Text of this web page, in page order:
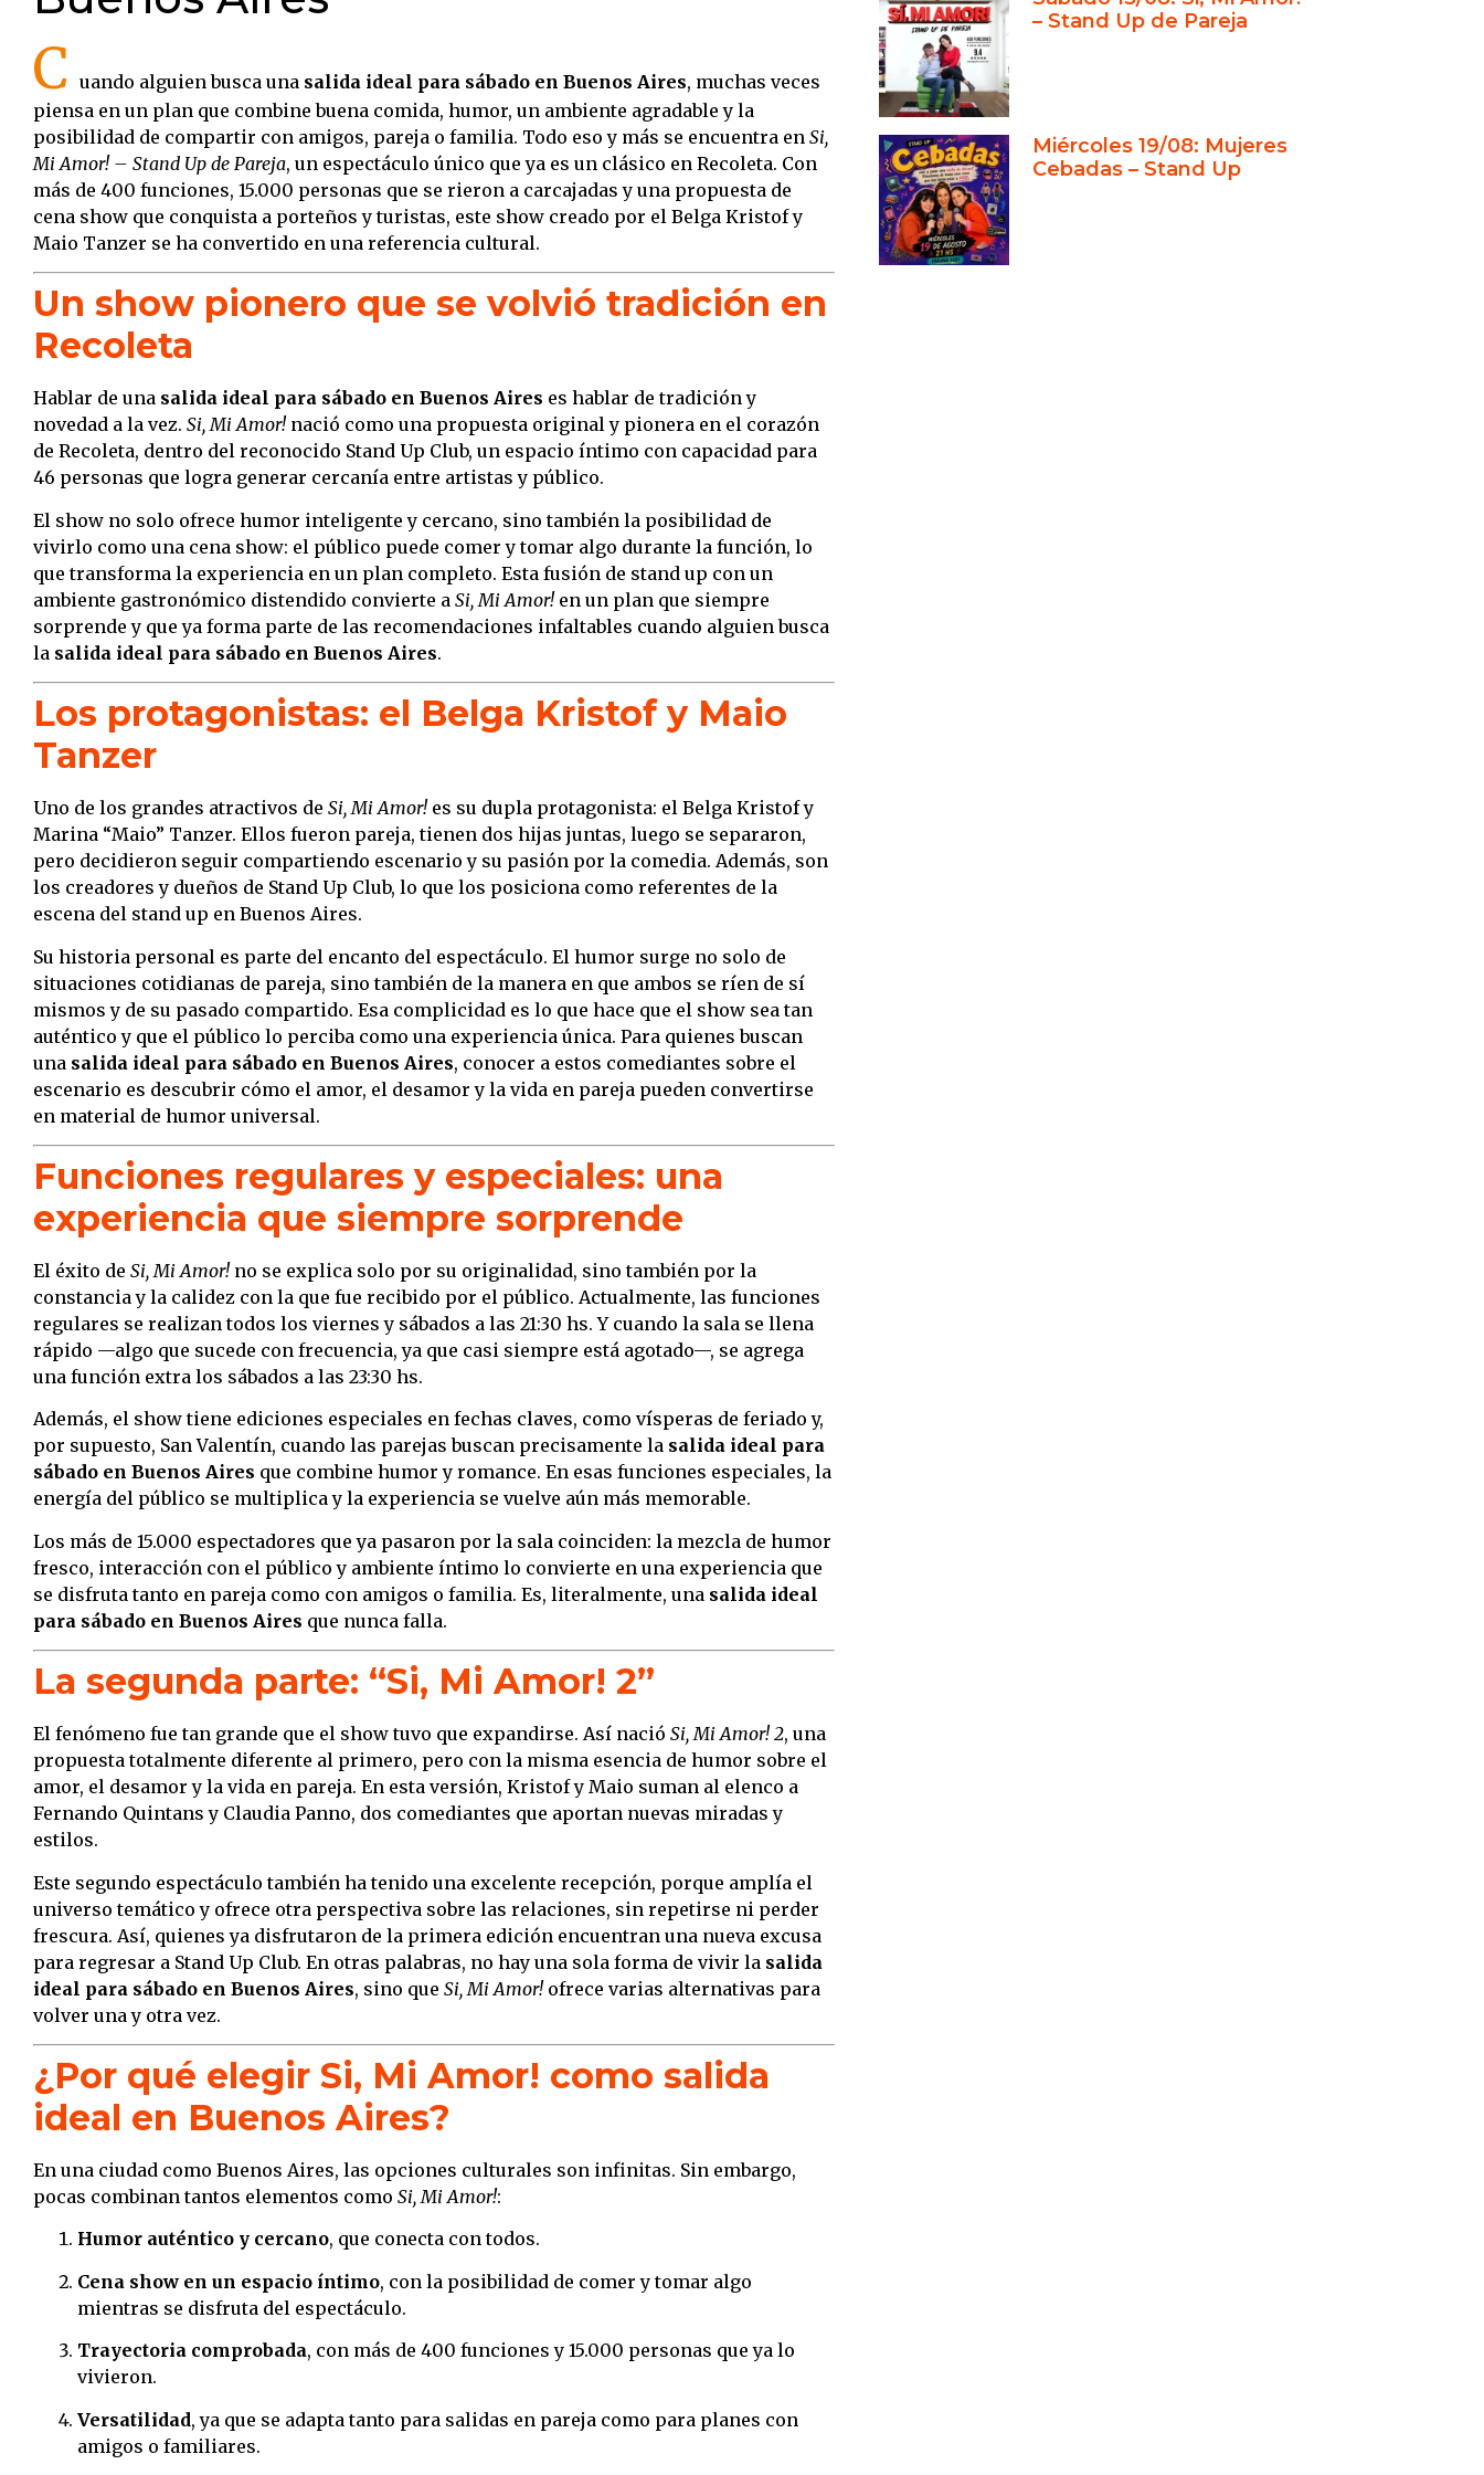
C uando alguien busca una salida ideal para sábado en Buenos Aires, muchas veces
piensa en un plan que combine buena comida, humor, un ambiente agradable y la
posibilidad de compartir con amigos, pareja o familia. Todo eso y más se encuentra en Si,
Mi Amor! – Stand Up de Pareja, un espectáculo único que ya es un clásico en Recoleta. Con
más de 400 funciones, 15.000 personas que se rieron a carcajadas y una propuesta de
cena show que conquista a porteños y turistas, este show creado por el Belga Kristof y
Maio Tanzer se ha convertido en una referencia cultural.
Un show pionero que se volvió tradición en
Recoleta
Hablar de una salida ideal para sábado en Buenos Aires es hablar de tradición y
novedad a la vez. Si, Mi Amor! nació como una propuesta original y pionera en el corazón
de Recoleta, dentro del reconocido Stand Up Club, un espacio íntimo con capacidad para
46 personas que logra generar cercanía entre artistas y público.
El show no solo ofrece humor inteligente y cercano, sino también la posibilidad de
vivirlo como una cena show: el público puede comer y tomar algo durante la función, lo
que transforma la experiencia en un plan completo. Esta fusión de stand up con un
ambiente gastronómico distendido convierte a Si, Mi Amor!en un plan que siempre
sorprende y que ya forma parte de las recomendaciones infaltables cuando alguien busca
la salida ideal para sábado en Buenos Aires.
Los protagonistas: el Belga Kristof y Maio
Tanzer
Uno de los grandes atractivos de Si, Mi Amor! es su dupla protagonista: el Belga Kristof y
Marina “Maio” Tanzer. Ellos fueron pareja, tienen dos hijas juntas, luego se separaron,
pero decidieron seguir compartiendo escenario y su pasión por la comedia. Además, son
los creadores y dueños de Stand Up Club, lo que los posiciona como referentes de la
escena del stand up en Buenos Aires.
Su historia personal es parte del encanto del espectáculo. El humor surge no solo de
situaciones cotidianas de pareja, sino también de la manera en que ambos se ríen de sí
mismos y de su pasado compartido. Esa complicidad es lo que hace que el show sea tan
auténtico y que el público lo perciba como una experiencia única. Para quienes buscan
una salida ideal para sábado en Buenos Aires, conocer a estos comediantes sobre el
escenario es descubrir cómo el amor, el desamor y la vida en pareja pueden convertirse
en material de humor universal.
Funciones regulares y especiales: una
experiencia que siempre sorprende
El éxito de Si, Mi Amor!no se explica solo por su originalidad, sino también por la
constancia y la calidez con la que fue recibido por el público. Actualmente, las funciones
regulares se realizan todos los viernes y sábados a las 21:30 hs. Y cuando la sala se llena
rápido —algo que sucede con frecuencia, ya que casi siempre está agotado—, se agrega
una función extra los sábados a las 23:30 hs.
Además, el show tiene ediciones especiales en fechas claves, como vísperas de feriado y,
por supuesto, San Valentín, cuando las parejas buscan precisamente la salida ideal para
sábado en Buenos Aires que combine humor y romance. En esas funciones especiales, la
energía del público se multiplica y la experiencia se vuelve aún más memorable.
Los más de 15.000 espectadores que ya pasaron por la sala coinciden: la mezcla de humor
fresco, interacción con el público y ambiente íntimo lo convierte en una experiencia que
se disfruta tanto en pareja como con amigos o familia. Es, literalmente, una salida ideal
para sábado en Buenos Aires que nunca falla.
La segunda parte: “Si, Mi Amor! 2”
El fenómeno fue tan grande que el show tuvo que expandirse. Así nació Si, Mi Amor! 2, una
propuesta totalmente diferente al primero, pero con la misma esencia de humor sobre el
amor, el desamor y la vida en pareja. En esta versión, Kristof y Maio suman al elenco a
Fernando Quintans y Claudia Panno, dos comediantes que aportan nuevas miradas y
estilos.
Este segundo espectáculo también ha tenido una excelente recepción, porque amplía el
universo temático y ofrece otra perspectiva sobre las relaciones, sin repetirse ni perder
frescura. Así, quienes ya disfrutaron de la primera edición encuentran una nueva excusa
para regresar a Stand Up Club. En otras palabras, no hay una sola forma de vivir la salida
ideal para sábado en Buenos Aires, sino que Si, Mi Amor!ofrece varias alternativas para
volver una y otra vez.
¿Por qué elegir Si, Mi Amor! como salida
ideal en Buenos Aires?
En una ciudad como Buenos Aires, las opciones culturales son infinitas. Sin embargo,
pocas combinan tantos elementos como Si, Mi Amor!:
Humor auténtico y cercano, que conecta con todos.
Cena show en un espacio íntimo, con la posibilidad de comer y tomar algo
mientras se disfruta del espectáculo.
Trayectoria comprobada, con más de 400 funciones y 15.000 personas que ya lo
vivieron.
Versatilidad, ya que se adapta tanto para salidas en pareja como para planes con
amigos o familiares.
Si, Mi Amor! – El humor como reflejo de
la vida en pareja
Stand Up Club: el escenario perfecto en
Recoleta
Más allá del show: la propuesta de Si,
Mi Amor! 2
Fechas especiales: San Valentín y
feriados
Una experiencia para todos los
– Stand Up de Pareja
Miércoles 19/08: Mujeres
Cebadas – Stand Up